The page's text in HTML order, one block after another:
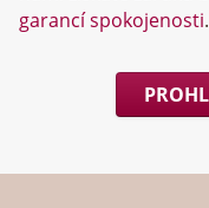
garancí spokojenosti